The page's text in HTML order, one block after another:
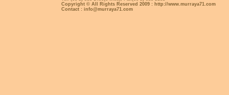
Copyright © All Rights Reserved 2009 : http://www.murraya71.com
Contact : info@murraya71.com